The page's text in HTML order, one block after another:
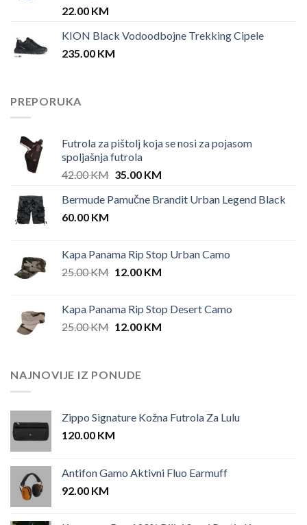
22.00 KM
KION Black Vodoodbojne Trekking Cipele
235.00 KM
PREPORUKA
Futrola za pištolj koja se nosi za pojasom
spoljašnja futrola
42.00KM Original
was:
35.00 KMCurrent
is:
Bermude Pamučne Brandit Urban Legend Black
60.00 KM
Kapa Panama Rip Stop Urban Camo
25.00KM Original
25.00 KM.
12.00 KMCurrent
12.00 KM.
Kapa Panama Rip Stop Desert Camo
25.00KM Original
25.00 KM.
12.00 KMCurrent
NAJNOVIJE IZ PONUDE
Zippo Signature Kožna Futrola Za Lulu
120.00 KM
Antifon Gamo Aktivni Fluo Earmuff
92.00 KM